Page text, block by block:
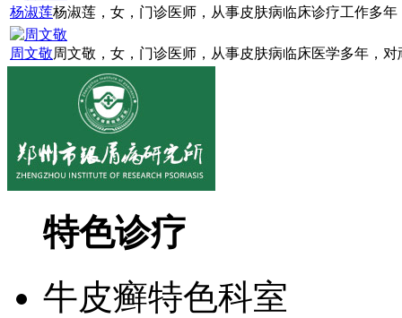
杨淑莲杨淑莲，女，门诊医师，从事皮肤病临床诊疗工作多
周文敬周文敬，女，门诊医师，从事皮肤病临床医学多年，
特色诊疗
牛皮癣特色科室